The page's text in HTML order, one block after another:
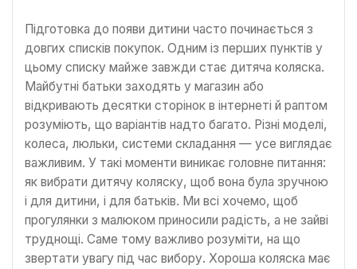
Підготовка до появи дитини часто починається з
довгих списків покупок. Одним із перших пунктів у
цьому списку майже завжди стає дитяча коляска.
Майбутні батьки заходять у магазин або
відкривають десятки сторінок в інтернеті й раптом
розуміють, що варіантів надто багато. Різні моделі,
колеса, люльки, системи складання — усе виглядає
важливим. У такі моменти виникає головне питання:
як вибрати дитячу коляску, щоб вона була зручною
і для дитини, і для батьків. Ми всі хочемо, щоб
прогулянки з малюком приносили радість, а не зайві
труднощі. Саме тому важливо розуміти, на що
звертати увагу під час вибору. Хороша коляска має